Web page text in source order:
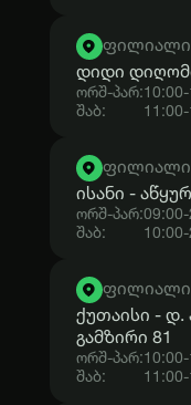
ფილიალი
დიდი
ორშ-პარ:
შაბ:
10:00-
11:00-
ფილიალი
ისანი -
ორშ-პარ:
შაბ:
09:00-
10:00-
ფილიალი
ქუთაისი - დ.
გამზირი 81
ორშ-პარ:
შაბ:
10:00-
11:00-